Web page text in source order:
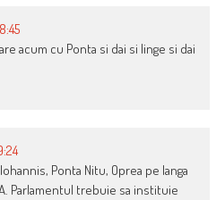
acum cu Ponta si dai si linge si dai
Ponta Nitu, Oprea pe langa
Parlamentul trebuie sa instituie